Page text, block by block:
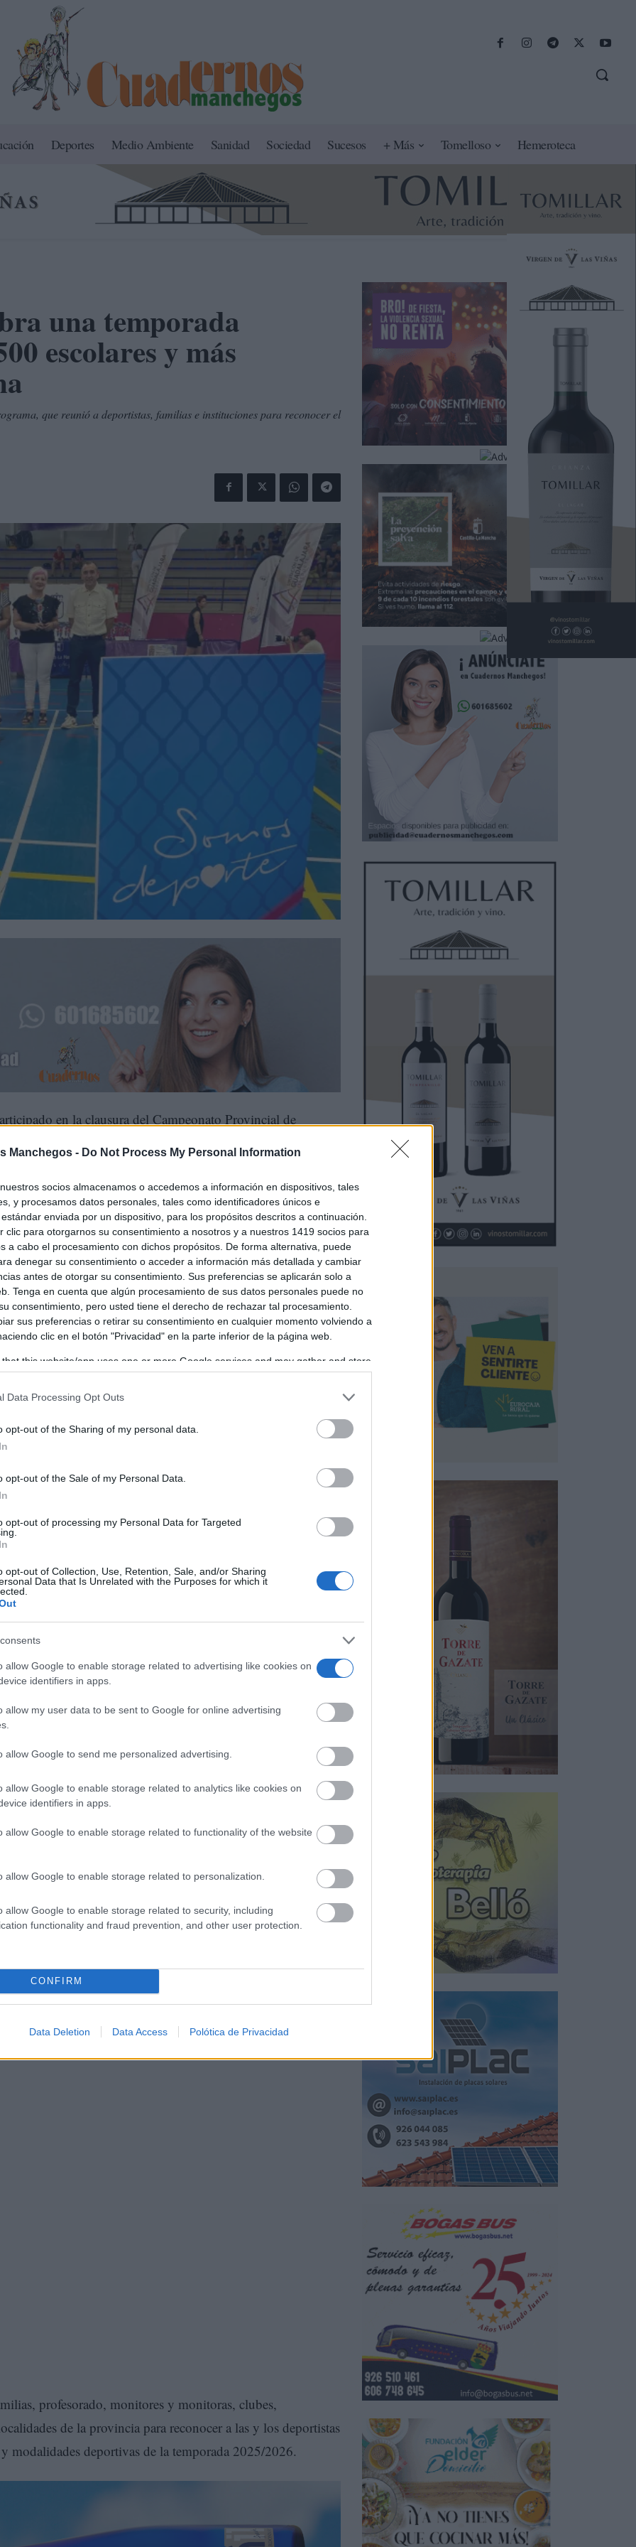
Manchegos - Do Not Process My Personal Information
socios almacenamos o accedemos a información en dispositivos, tales
y procesamos datos personales, tales como identificadores únicos e
enviada por un dispositivo, para los propósitos descritos a continuación.
clic para otorgarnos su consentimiento a nosotros y a nuestros 1419 socios para
a cabo el procesamiento con dichos propósitos. De forma alternativa, puede
denegar su consentimiento o acceder a información más detallada y cambiar
antes de otorgar su consentimiento. Sus preferencias se aplicarán solo a
Tenga en cuenta que algún procesamiento de sus datos personales puede no
consentimiento, pero usted tiene el derecho de rechazar tal procesamiento.
sus preferencias o retirar su consentimiento en cualquier momento volviendo a
clic en el botón "Privacidad" en la parte inferior de la página web.
that this website/app uses one or more Google services and may gather and store
but not limited to your visit or usage behaviour. You may click to grant or
consent section.
Data Processing Opt Outs
opt-out of the Sharing of my personal data.
opt-out of the Sale of my Personal Data.
opt-out of processing my Personal Data for Targeted
opt-out of Collection, Use, Retention, Sale, and/or Sharing
Data that Is Unrelated with the Purposes for which it
allow Google to enable storage related to advertising like cookies on
identifiers in apps.
allow my user data to be sent to Google for online advertising
allow Google to send me personalized advertising.
allow Google to enable storage related to analytics like cookies on
identifiers in apps.
allow Google to enable storage related to functionality of the website
allow Google to enable storage related to personalization.
allow Google to enable storage related to security, including
functionality and fraud prevention, and other user protection.
CONFIRM
Data Deletion Data Access Polótica de Privacidad
Deportes Medio Ambiente Sanidad Sociedad Sucesos + Más Tomelloso Hemeroteca
una temporada
escolares y más
que reunió a deportistas, familias e instituciones para reconocer el
en la clausura del Campeonato Provincial de
tenido lugar en el Polideportivo de Villanueva de la Torre y
de la Diputación provincial, José Luis Vega, y la
Cultura y Deportes, Ángel Fernández-Montes, y el diputado
Antonio Campos, además de numerosos alcaldes,
municipios de la provincia cuyos equipos deportivos han
en el campeonato provincial.
profesorado, monitores y monitoras, clubes,
de la provincia para reconocer a las y los deportistas
modalidades deportivas de la temporada 2025/2026.